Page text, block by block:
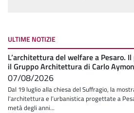
ULTIME NOTIZIE
L’architettura del welfare a Pesaro.
il Gruppo Architettura di Carlo
07/08/2026
Dal 19 luglio alla chiesa del Suffragio, la
l'architettura e l’urbanistica progettate a
metà degli anni...